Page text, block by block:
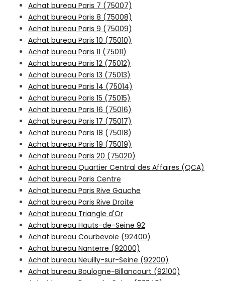
Achat bureau Paris 7 (75007)
Achat bureau Paris 8 (75008)
Achat bureau Paris 9 (75009)
Achat bureau Paris 10 (75010)
Achat bureau Paris 11 (75011)
Achat bureau Paris 12 (75012)
Achat bureau Paris 13 (75013)
Achat bureau Paris 14 (75014)
Achat bureau Paris 15 (75015)
Achat bureau Paris 16 (75016)
Achat bureau Paris 17 (75017)
Achat bureau Paris 18 (75018)
Achat bureau Paris 19 (75019)
Achat bureau Paris 20 (75020)
Achat bureau Quartier Central des Affaires (QCA)
Achat bureau Paris Centre
Achat bureau Paris Rive Gauche
Achat bureau Paris Rive Droite
Achat bureau Triangle d'Or
Achat bureau Hauts-de-Seine 92
Achat bureau Courbevoie (92400)
Achat bureau Nanterre (92000)
Achat bureau Neuilly-sur-Seine (92200)
Achat bureau Boulogne-Billancourt (92100)